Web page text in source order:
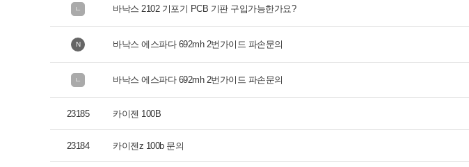
ㄴ 바낙스 2102 기포기 PCB 기판 구입가능한가요?
N 바낙스 에스파다 692mh 2번가이드 파손문의
ㄴ 바낙스 에스파다 692mh 2번가이드 파손문의
23185 카이젠 100B
23184 카이젠z 100b 문의